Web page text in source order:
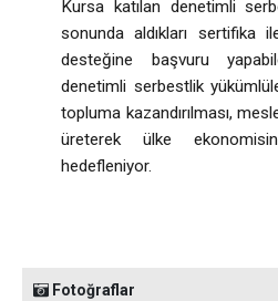
Kursa katılan denetimli
sonunda aldıkları sertifika
desteğine başvuru
denetimli serbestlik
topluma kazandırılması,
üreterek ülke
hedefleniyor.
Fotoğraflar